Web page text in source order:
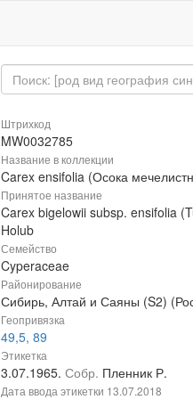
Штрихкод
MW0032785
Название в коллекции
Carex ensifolia (Осока
Принятое название
Carex bigelowii subsp. ensifolia
Holub
Семейство
Cyperaceae
Районирование
Сибирь, Алтай и Саяны (S2)
Геопривязка
49,5, 89
Этикетка
3.07.1965. Собр. Пленник Р.
Дата ввода этикетки 13.07.2018